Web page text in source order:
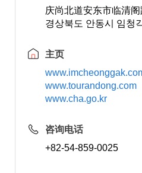
庆尚北道安东市临清
경상북도 안동시 임청
主页
www.tourandong.com
www.cha.go.kr
咨询电话
+82-54-859-0025